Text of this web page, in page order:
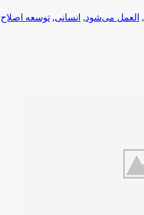
, العمل می‌شود, انسانی, توسعه اصلاح